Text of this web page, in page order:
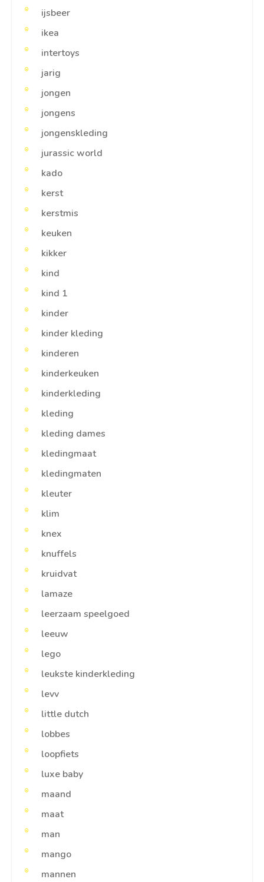
ijsbeer
ikea
intertoys
jarig
jongen
jongens
jongenskleding
jurassic world
kado
kerst
kerstmis
keuken
kikker
kind
kind 1
kinder
kinder kleding
kinderen
kinderkeuken
kinderkleding
kleding
kleding dames
kledingmaat
kledingmaten
kleuter
klim
knex
knuffels
kruidvat
lamaze
leerzaam speelgoed
leeuw
lego
leukste kinderkleding
levv
little dutch
lobbes
loopfiets
luxe baby
maand
maat
man
mango
mannen